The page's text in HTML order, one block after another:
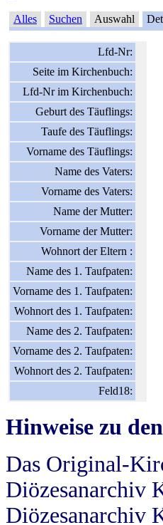
Alles Suchen Auswahl
Lfd-Nr:
Seite im Kirchenbuch:
Lfd-Nr im Kirchenbuch:
Geburt des Täuflings:
Taufe des Täuflings:
Vorname des Täuflings:
Name des Vaters:
Vorname des Vaters:
Name der Mutter:
Vorname der Mutter:
Wohnort der Eltern :
Name des 1. Taufpaten:
Vorname des 1. Taufpaten:
Wohnort des 1. Taufpaten:
Name des 2. Taufpaten:
Vorname des 2. Taufpaten:
Wohnort des 2. Taufpaten:
Feld18:
Hinweise zu
Das Original-
Diözesanarchiv
Diözesanarchiv